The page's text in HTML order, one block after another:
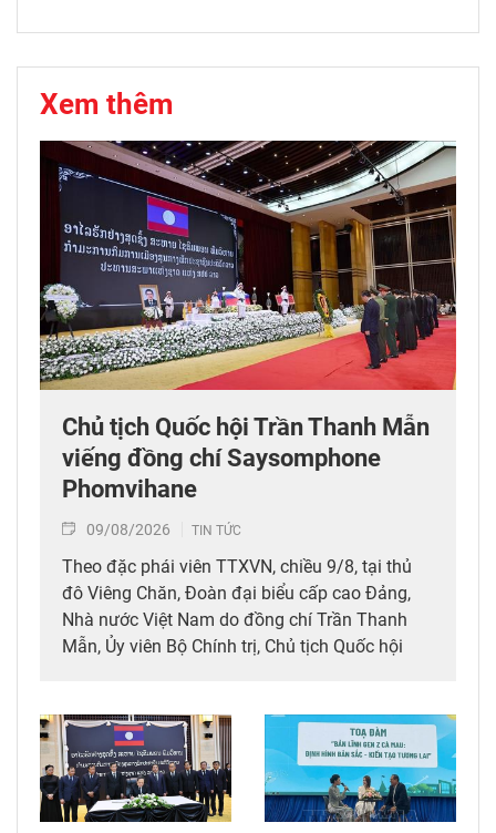
Xem thêm
Chủ tịch Quốc hội Trần Thanh Mẫn
viếng đồng chí Saysomphone
Phomvihane
09/08/2026 TIN TỨC
Theo đặc phái viên TTXVN, chiều 9/8, tại thủ
đô Viêng Chăn, Đoàn đại biểu cấp cao Đảng,
Nhà nước Việt Nam do đồng chí Trần Thanh
Mẫn, Ủy viên Bộ Chính trị, Chủ tịch Quốc hội
trị, Chủ tịch Quốc hội Lào.